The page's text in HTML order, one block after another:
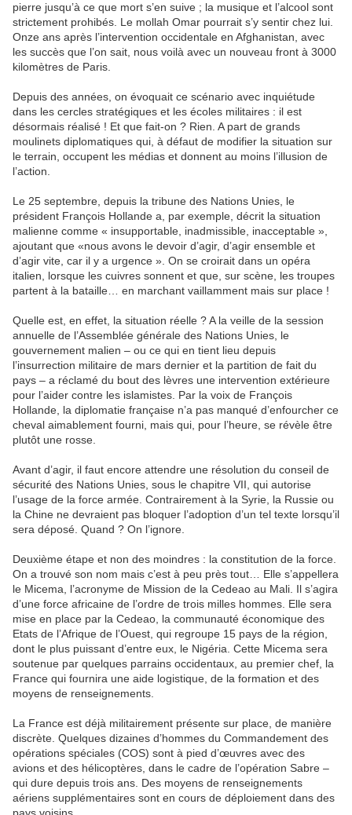
pierre jusqu’à ce que mort s’en suive ; la musique et l’alcool sont
strictement prohibés. Le mollah Omar pourrait s’y sentir chez lui.
Onze ans après l’intervention occidentale en Afghanistan, avec
les succès que l’on sait, nous voilà avec un nouveau front à 3000
kilomètres de Paris.
Depuis des années, on évoquait ce scénario avec inquiétude
dans les cercles stratégiques et les écoles militaires : il est
désormais réalisé ! Et que fait-on ? Rien. A part de grands
moulinets diplomatiques qui, à défaut de modifier la situation sur
le terrain, occupent les médias et donnent au moins l’illusion de
l’action.
Le 25 septembre, depuis la tribune des Nations Unies, le
président François Hollande a, par exemple, décrit la situation
malienne comme « insupportable, inadmissible, inacceptable »,
ajoutant que «nous avons le devoir d’agir, d’agir ensemble et
d’agir vite, car il y a urgence ». On se croirait dans un opéra
italien, lorsque les cuivres sonnent et que, sur scène, les troupes
partent à la bataille… en marchant vaillamment mais sur place !
Quelle est, en effet, la situation réelle ? A la veille de la session
annuelle de l’Assemblée générale des Nations Unies, le
gouvernement malien – ou ce qui en tient lieu depuis
l’insurrection militaire de mars dernier et la partition de fait du
pays – a réclamé du bout des lèvres une intervention extérieure
pour l’aider contre les islamistes. Par la voix de François
Hollande, la diplomatie française n’a pas manqué d’enfourcher ce
cheval aimablement fourni, mais qui, pour l’heure, se révèle être
plutôt une rosse.
Avant d’agir, il faut encore attendre une résolution du conseil de
sécurité des Nations Unies, sous le chapitre VII, qui autorise
l’usage de la force armée. Contrairement à la Syrie, la Russie ou
la Chine ne devraient pas bloquer l’adoption d’un tel texte lorsqu’il
sera déposé. Quand ? On l’ignore.
Deuxième étape et non des moindres : la constitution de la force.
On a trouvé son nom mais c’est à peu près tout… Elle s’appellera
le Micema, l’acronyme de Mission de la Cedeao au Mali. Il s’agira
d’une force africaine de l’ordre de trois milles hommes. Elle sera
mise en place par la Cedeao, la communauté économique des
Etats de l’Afrique de l’Ouest, qui regroupe 15 pays de la région,
dont le plus puissant d’entre eux, le Nigéria. Cette Micema sera
soutenue par quelques parrains occidentaux, au premier chef, la
France qui fournira une aide logistique, de la formation et des
moyens de renseignements.
La France est déjà militairement présente sur place, de manière
discrète. Quelques dizaines d’hommes du Commandement des
opérations spéciales (COS) sont à pied d’œuvres avec des
avions et des hélicoptères, dans le cadre de l’opération Sabre –
qui dure depuis trois ans. Des moyens de renseignements
aériens supplémentaires sont en cours de déploiement dans des